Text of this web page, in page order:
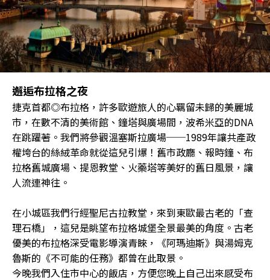
邂逅布拉格之夜
捷克首都◎布拉格，許多歐遊旅人的心羈留未歸的美麗城
市，在數不清的美術館、鐘塔與廣場間，波希米亞的DNA
在跳躍著。我們將參觀溫塞斯拉廣場──1989年讓共產政
權垮台的絲絨革命就從這兒引爆！舊市政廳、報時鐘、布
拉格舊城廣場、提恩教堂、火藥塔等美好的舊日風景，讓
人流連神往。
在小城區我們行經聖尼古拉教堂，來到東歐最古老的「查
理石橋」，這兒是眺望布拉格城堡全景最美的角度。古老
優美的布拉格深受電影導演青睞，《阿瑪迪斯》與湯姆克
魯斯的《不可能的任務》都曾在此取景。
今晚我們入住市中心的飯店，方便您晚上自己出來感受布